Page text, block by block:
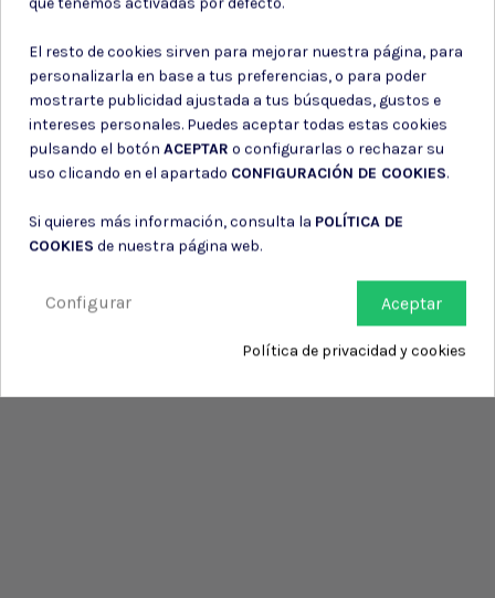
Consiento el uso de mis datos para los fines indicados en la
Consiento el uso de mis datos personales para recibir publicidad
de su entidad.
El resto de cookies sirven para mejorar nuestra página, para
personalizarla en base a tus preferencias, o para poder
mostrarte publicidad ajustada a tus búsquedas, gustos e
intereses personales. Puedes aceptar todas estas cookies
pulsando el botón ACEPTAR o configurarlas o rechazar su
uso clicando en el apartado CONFIGURACIÓN DE COOKIES.
Si quieres más información, consulta la POLÍTICA DE
COOKIES de nuestra página web.
Aceptar
Configurar
Política de privacidad y cookies